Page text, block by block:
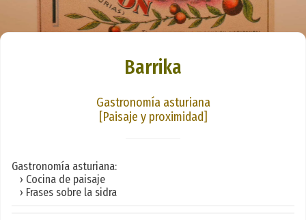
Barrika
Gastronomía asturiana
[Paisaje y proximidad]
Gastronomía asturiana:
› Cocina de paisaje
› Frases sobre la sidra